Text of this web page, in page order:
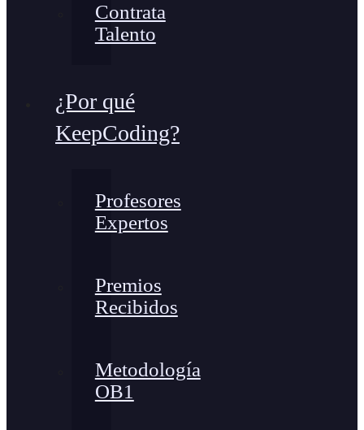
Contrata
Talento
¿Por qué
KeepCoding?
Profesores
Expertos
Premios
Recibidos
Metodología
OB1